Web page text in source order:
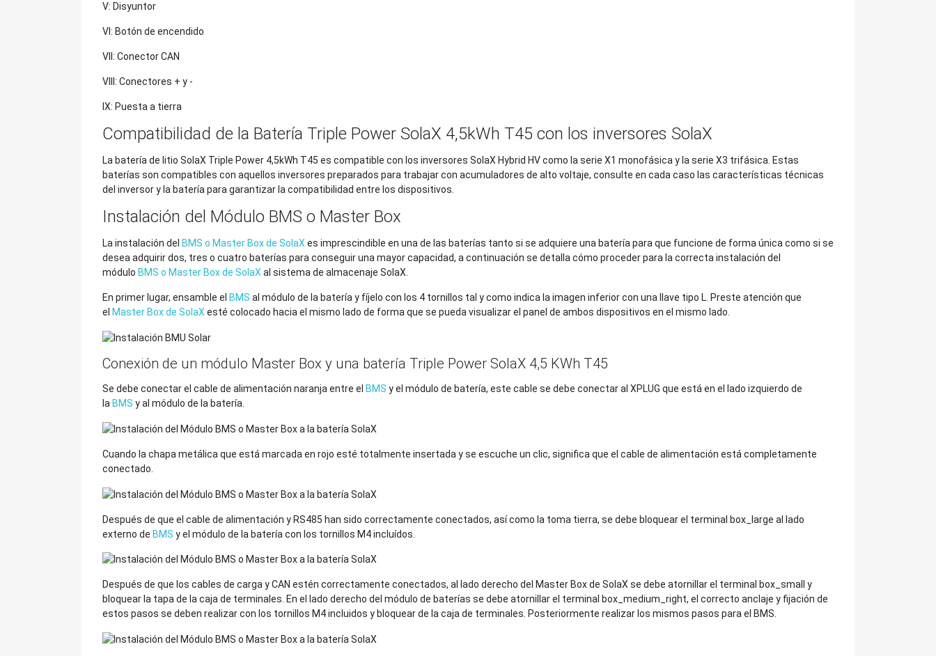
V: Disyuntor
VI: Botón de encendido
VII: Conector CAN
VIII: Conectores + y -
IX: Puesta a tierra
Compatibilidad de la Batería Triple Power SolaX 4,5kWh T45 con los inversores SolaX
La batería de litio SolaX Triple Power 4,5kWh T45 es compatible con los inversores SolaX Hybrid HV como la serie X1 monofásica y la serie X3 trifásica. Estas
baterías son compatibles con aquellos inversores preparados para trabajar con acumuladores de alto voltaje, consulte en cada caso las características técnicas
del inversor y la batería para garantizar la compatibilidad entre los dispositivos.
Instalación del Módulo BMS o Master Box
La instalación del BMS o Master Box de SolaXes imprescindible en una de las baterías tanto si se adquiere una batería para que funcione de forma única como si se
desea adquirir dos, tres o cuatro baterías para conseguir una mayor capacidad, a continuación se detalla cómo proceder para la correcta instalación del
módulo BMS o Master Box de SolaXal sistema de almacenaje SolaX.
En primer lugar, ensamble el BMS al módulo de la batería y fíjelo con los 4 tornillos tal y como indica la imagen inferior con una llave tipo L. Preste atención que
el Master Box de SolaXesté colocado hacia el mismo lado de forma que se pueda visualizar el panel de ambos dispositivos en el mismo lado.
Conexión de un módulo Master Box y una batería Triple Power SolaX 4,5 KWh T45
Se debe conectar el cable de alimentación naranja entre el BMS y el módulo de batería, este cable se debe conectar al XPLUG que está en el lado izquierdo de
la BMS y al módulo de la batería.
Cuando la chapa metálica que está marcada en rojo esté totalmente insertada y se escuche un clic, significa que el cable de alimentación está completamente
conectado.
Después de que el cable de alimentación y RS485 han sido correctamente conectados, así como la toma tierra, se debe bloquear el terminal box_large al lado
externo de BMS y el módulo de la batería con los tornillos M4 incluídos.
Después de que los cables de carga y CAN estén correctamente conectados, al lado derecho del Master Box de SolaX se debe atornillar el terminal box_small y
bloquear la tapa de la caja de terminales. En el lado derecho del módulo de baterías se debe atornillar el terminal box_medium_right, el correcto anclaje y fijación de
estos pasos se deben realizar con los tornillos M4 incluidos y bloquear de la caja de terminales. Posteriormente realizar los mismos pasos para el BMS.